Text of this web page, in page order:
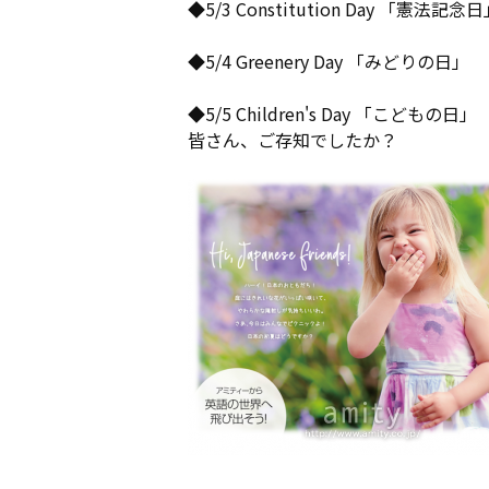
◆5/3 Constitution Day 「憲法記念日
◆5/4 Greenery Day 「みどりの日」
◆5/5 Children's Day 「こどもの日」
皆さん、ご存知でしたか？